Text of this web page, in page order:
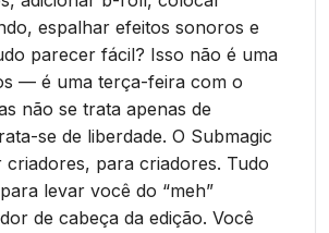
espalhar efeitos sonoros e
parecer fácil? Isso não é uma
— é uma terça-feira com o
não se trata apenas de
se de liberdade. O Submagic
para criadores. Tudo
levar você do “meh”
de cabeça da edição. Você